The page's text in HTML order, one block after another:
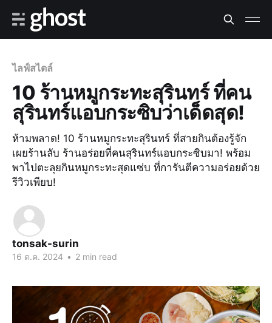
ไลฟ์สไตล์
10 ร้านหมูกระทะสุรินทร์ ที่คน
สุรินทร์แอบกระซิบว่าเด็ดสุด!
ห้ามพลาด! 10 ร้านหมูกระทะสุรินทร์ ที่สายกินต้องรู้จัก
เผยร้านลับ ร้านอร่อยที่คนสุรินทร์แอบกระซิบมา! พร้อม
พาไปตะลุยกินหมูกระทะสุดแซ่บ ที่การันตีความอร่อยด้วย
รีวิวเพียบ!
tonsak-surin
16 ต.ค. 2024 • 2 min read